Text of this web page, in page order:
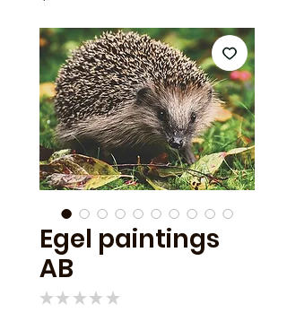
Egel paintings
AB
★ ★ ★ ★ ★